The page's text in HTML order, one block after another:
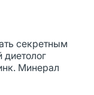
секретным
диетолог
Минерал